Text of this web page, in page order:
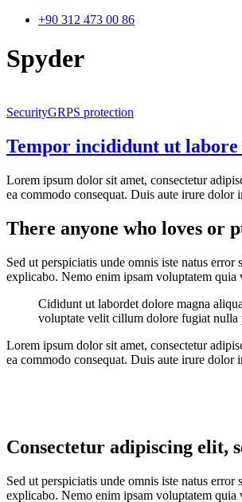
+90 312 473 00 86
Spyder
SecurityGRPS protection
Tempor incididunt ut
Lorem ipsum dolor sit amet, consectetur
ea commodo consequat. Duis aute irure
There anyone who loves or
Sed ut perspiciatis unde omnis iste natus
explicabo. Nemo enim ipsam voluptatem quia
Cididunt ut labordet dolore magna
voluptate velit cillum dolore fugiat nulla
Lorem ipsum dolor sit amet, consectetur
ea commodo consequat. Duis aute irure
Consectetur adipiscing elit,
Sed ut perspiciatis unde omnis iste natus
explicabo. Nemo enim ipsam voluptatem quia